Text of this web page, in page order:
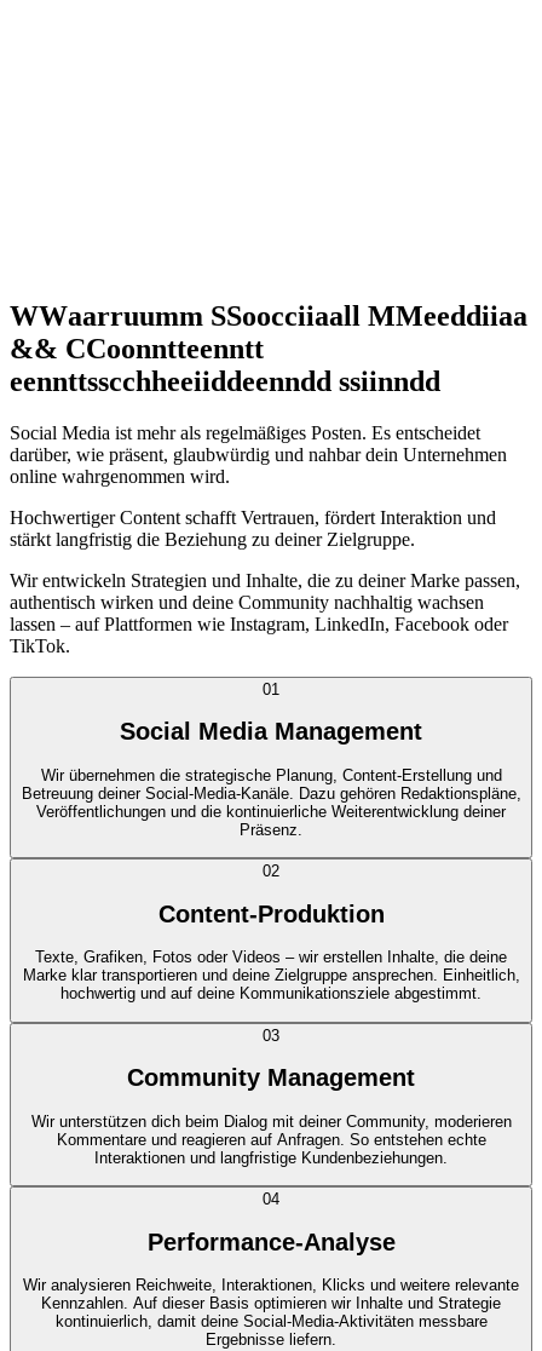
WWaarruumm SSoocciiaall MMeeddiiaa
&& CCoonntteenntt
eennttsscchheeiiddeenndd ssiinndd
Social Media ist mehr als regelmäßiges Posten. Es entscheidet
darüber, wie präsent, glaubwürdig und nahbar dein Unternehmen
online wahrgenommen wird.
Hochwertiger Content schafft Vertrauen, fördert Interaktion und
stärkt langfristig die Beziehung zu deiner Zielgruppe.
Wir entwickeln Strategien und Inhalte, die zu deiner Marke passen,
authentisch wirken und deine Community nachhaltig wachsen
lassen – auf Plattformen wie Instagram, LinkedIn, Facebook oder
TikTok.
01
Social Media Management
Wir übernehmen die strategische Planung, Content-Erstellung und
Betreuung deiner Social-Media-Kanäle. Dazu gehören Redaktionspläne,
Veröffentlichungen und die kontinuierliche Weiterentwicklung deiner
Präsenz.
02
Content-Produktion
Texte, Grafiken, Fotos oder Videos – wir erstellen Inhalte, die deine
Marke klar transportieren und deine Zielgruppe ansprechen. Einheitlich,
hochwertig und auf deine Kommunikationsziele abgestimmt.
03
Community Management
Wir unterstützen dich beim Dialog mit deiner Community, moderieren
Kommentare und reagieren auf Anfragen. So entstehen echte
Interaktionen und langfristige Kundenbeziehungen.
04
Performance-Analyse
Wir analysieren Reichweite, Interaktionen, Klicks und weitere relevante
Kennzahlen. Auf dieser Basis optimieren wir Inhalte und Strategie
kontinuierlich, damit deine Social-Media-Aktivitäten messbare
Ergebnisse liefern.